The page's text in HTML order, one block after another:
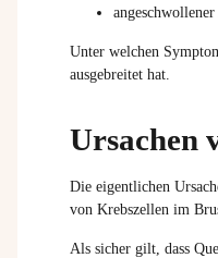
Unter welchen
ausgebreitet hat.
Ursachen
Die eigentlichen
von Krebszellen im
Als sicher gilt, dass